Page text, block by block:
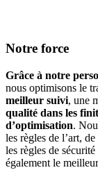
Notre force
Grâce à notre
nous optimisons le
meilleur suivi, une
qualité dans les
d’optimisation.
les règles de l’art, de
les règles de
également le